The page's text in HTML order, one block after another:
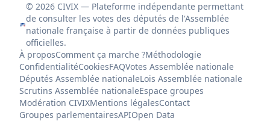
© 2026 CIVIX — Plateforme indépendante permettant
de consulter les votes des députés de l'Assemblée
nationale française à partir de données publiques
officielles.
À proposComment ça marche ?Méthodologie
ConfidentialitéCookiesFAQVotes Assemblée nationale
Députés Assemblée nationaleLois Assemblée nationale
Scrutins Assemblée nationaleEspace groupes
Modération CIVIXMentions légalesContact
Groupes parlementairesAPIOpen Data